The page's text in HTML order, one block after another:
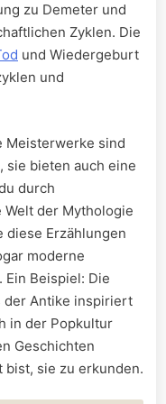
zu Demeter und
Zyklen. Die
​und ‌Wiedergeburt⁢
und
Meisterwerke sind
sie bieten⁤ auch eine
durch
der Mythologie
Erzählungen
moderne
Ein Beispiel: ⁣Die
der Antike inspiriert
in der Popkultur
Geschichten
sie zu erkunden.